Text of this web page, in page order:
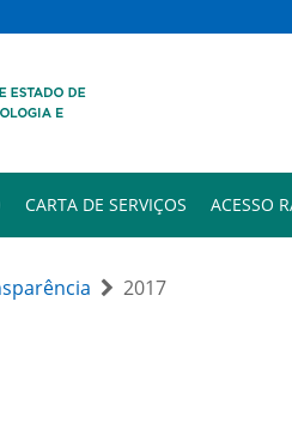
CARTA DE SERVIÇOS ACESSO
2017